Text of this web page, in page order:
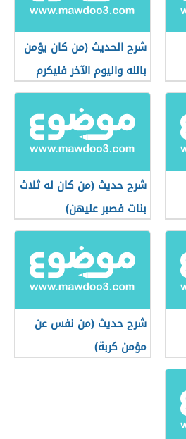
شرح الحديث (من كان يؤمن
بالله واليوم الآخر فليكرم
ضيفه)
شرح حديث (من كان له ثلاث
بنات فصبر عليهن)
شرح حديث (من نفس عن
مؤمن كربة)